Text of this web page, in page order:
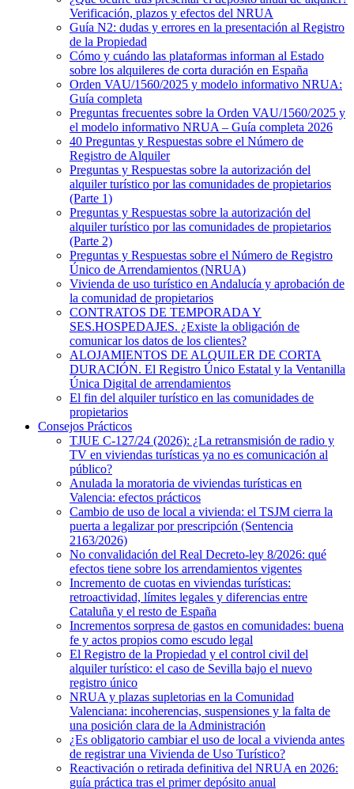
Verificación, plazos y efectos del NRUA
Guía N2: dudas y errores en la presentación al Registro
de la Propiedad
Cómo y cuándo las plataformas informan al Estado
sobre los alquileres de corta duración en España
Orden VAU/1560/2025 y modelo informativo NRUA:
Guía completa
Preguntas frecuentes sobre la Orden VAU/1560/2025 y
el modelo informativo NRUA – Guía completa 2026
40 Preguntas y Respuestas sobre el Número de
Registro de Alquiler
Preguntas y Respuestas sobre la autorización del
alquiler turístico por las comunidades de propietarios
(Parte 1)
Preguntas y Respuestas sobre la autorización del
alquiler turístico por las comunidades de propietarios
(Parte 2)
Preguntas y Respuestas sobre el Número de Registro
Único de Arrendamientos (NRUA)
Vivienda de uso turístico en Andalucía y aprobación de
la comunidad de propietarios
CONTRATOS DE TEMPORADA Y
SES.HOSPEDAJES. ¿Existe la obligación de
comunicar los datos de los clientes?
ALOJAMIENTOS DE ALQUILER DE CORTA
DURACIÓN. El Registro Único Estatal y la Ventanilla
Única Digital de arrendamientos
El fin del alquiler turístico en las comunidades de
propietarios
Consejos Prácticos
TJUE C-127/24 (2026): ¿La retransmisión de radio y
TV en viviendas turísticas ya no es comunicación al
público?
Anulada la moratoria de viviendas turísticas en
Valencia: efectos prácticos
Cambio de uso de local a vivienda: el TSJM cierra la
puerta a legalizar por prescripción (Sentencia
2163/2026)
No convalidación del Real Decreto-ley 8/2026: qué
efectos tiene sobre los arrendamientos vigentes
Incremento de cuotas en viviendas turísticas:
retroactividad, límites legales y diferencias entre
Cataluña y el resto de España
Incrementos sorpresa de gastos en comunidades: buena
fe y actos propios como escudo legal
El Registro de la Propiedad y el control civil del
alquiler turístico: el caso de Sevilla bajo el nuevo
registro único
NRUA y plazas supletorias en la Comunidad
Valenciana: incoherencias, suspensiones y la falta de
una posición clara de la Administración
¿Es obligatorio cambiar el uso de local a vivienda antes
de registrar una Vivienda de Uso Turístico?
Reactivación o retirada definitiva del NRUA en 2026:
guía práctica tras el primer depósito anual